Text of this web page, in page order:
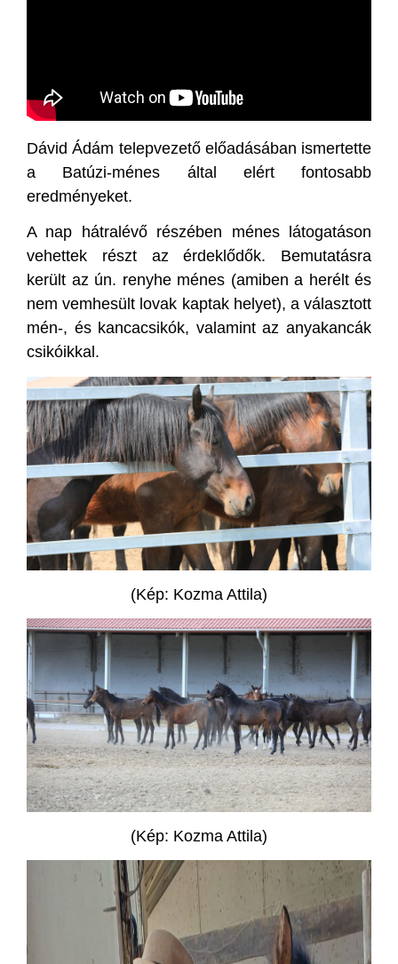
Dávid Ádám telepvezető előadásában ismertette
a Batúzi-ménes által elért fontosabb
eredményeket.
A nap hátralévő részében ménes látogatáson
vehettek részt az érdeklődők. Bemutatásra
került az ún. renyhe ménes (amiben a herélt és
nem vemhesült lovak kaptak helyet), a választott
mén-, és kancacsikók, valamint az anyakancák
csikóikkal.
(Kép: Kozma Attila)
(Kép: Kozma Attila)